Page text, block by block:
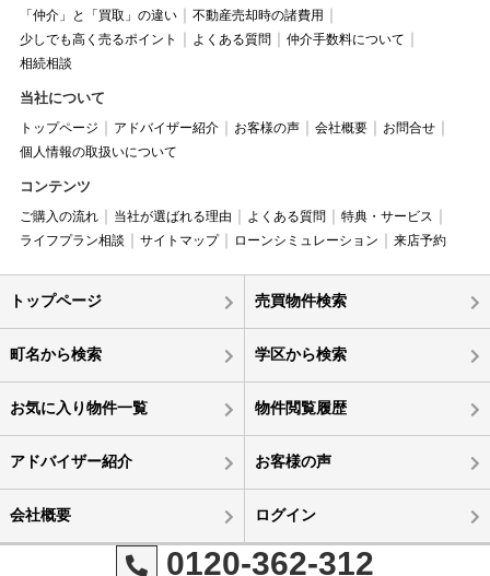
「仲介」と「買取」の違い
不動産売却時の諸費用
少しでも高く売るポイント
よくある質問
仲介手数料について
相続相談
当社について
トップページ アドバイザー紹介 お客様の声 会社概要
お問合せ
個人情報の取扱いについて
コンテンツ
ご購入の流れ 当社が選ばれる理由 よくある質問
特典・サービス
ライフプラン相談
サイトマップ ローンシミュレーション 来店予約
トップページ 売買物件検索
町名から検索 学区から検索
お気に入り物件一覧 物件閲覧履歴
アドバイザー紹介 お客様の声
会社概要 ログイン
0120-362-312